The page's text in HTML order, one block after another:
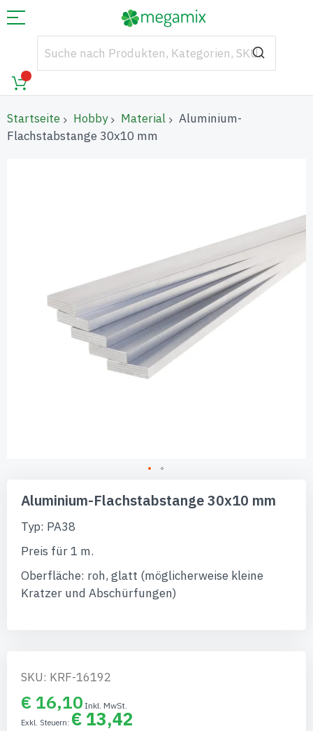
Startseite Hobby Material
Aluminium-
Flachstabstange 30x10 mm
Anfang
Bildgalerie
springen
Aluminium-Flachstabstange 30x10 mm
Typ: PA38
Preis für 1 m.
Oberfläche: roh, glatt (möglicherweise kleine
Kratzer und Abschürfungen)
SKU: KRF-16192
€ 16,10
€ 13,42